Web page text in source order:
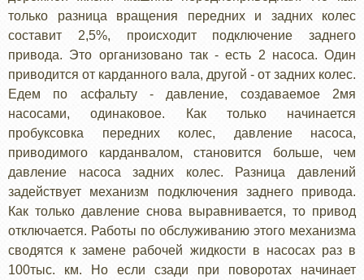
только разница вращения передних и задних колес
составит 2,5%, происходит подключение заднего
привода. Это организовано так - есть 2 насоса. Один
приводится от карданного вала, другой - от задних колес.
Едем по асфальту - давление, создаваемое 2мя
насосами, одинаковое. Как только начинается
пробуксовка передних колес, давление насоса,
приводимого карданвалом, становится больше, чем
давление насоса задних колес. Разница давлений
задействует механизм подключения заднего привода.
Как только давление снова выравнивается, то привод
отключается. Работы по обслуживанию этого механизма
сводятся к замене рабочей жидкости в насосах раз в
100тыс. км. Но если сзади при поворотах начинает